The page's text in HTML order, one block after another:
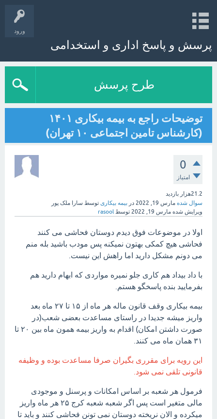
ورود
پرسش و پاسخ اداری و استخدامی
طرح پرسش
توضیحات راجع به بیمه بیکاری ۱۴۰۱
(کارشناس تامین اجتماعی ۱۰ تهران)
0
امتیاز
21.2هزار
بازدید
سوال شده مارس 19, 2022 در بیمه بیکاری توسط سارا ملک پور
ویرایش شده مارس 19, 2022 توسط rasool
اولا در موضوعات فوق دیدم دوستان فحاشی می کنند
فحاشی هیچ کمکی بهتون نمیکنه پس مودب باشید بله منم
می دونم مشکل دارید اما راهش این نیست.
با داد بیداد هم کاری جلو نمیره مواردی که ابهام دارید هم
بفرمایید بنده پاسخگو هستم.
بیمه بیکاری وقف قانون ماله هر ماه از ۱۵ تا ۲۷ ماه بعد
واریز میشه جدیدا در راستای مساعدت بعضی شعب(در
صورت داشتن امکان) اقدام به واریز بیمه همون ماه بین ۲۰ تا
۳۱ همان ماه می کنند.
این رویه برای مقرری بگیران صرفا مساعدت بوده و وظیفه
قانونی تلقی نمی شود.
فرمول هر شعبه بر اساس امکانات و پرسنل و موجودی
مالی متغیر است پس اگر شعبه شعبه کرج ۲۵ هر ماه واریز
میکرده و الان نریخته دوستان نمی تونن فحاشی کنند و باید تا